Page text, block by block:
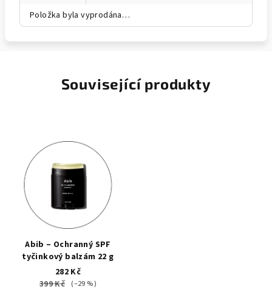
Položka byla vyprodána…
Související produkty
Abib – Ochranný SPF
tyčinkový balzám 22 g
282 Kč
399 Kč (–29 %)